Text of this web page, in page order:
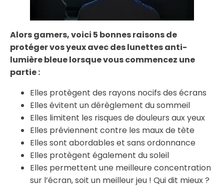
Alors gamers, voici 5 bonnes raisons de
protéger vos yeux avec des lunettes anti-
lumière bleue lorsque vous commencez une
partie :
Elles protègent des rayons nocifs des écrans
Elles évitent un dérèglement du sommeil
Elles limitent les risques de douleurs aux yeux
Elles préviennent contre les maux de tète
Elles sont abordables et sans ordonnance
Elles protègent également du soleil
Elles permettent une meilleure concentration
sur l’écran, soit un meilleur jeu ! Qui dit mieux ?